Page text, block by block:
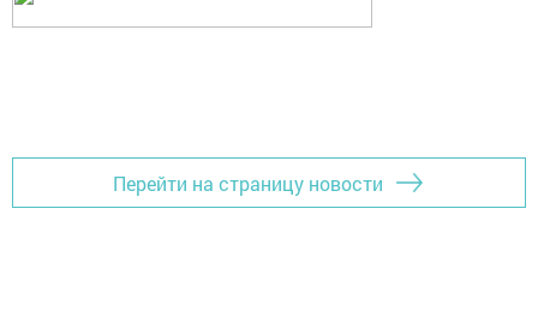
Перейти на страницу новости